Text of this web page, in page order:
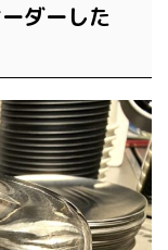
ダーした